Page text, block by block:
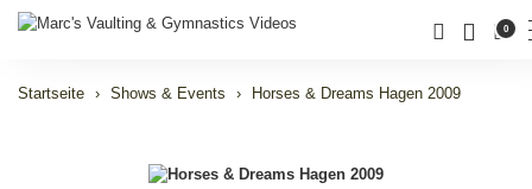
0
Startseite Shows & Events Horses & Dreams Hagen 2009